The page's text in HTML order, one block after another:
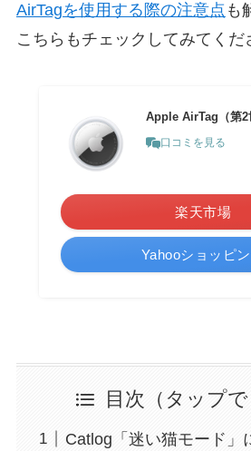
AirTagを使用する際の注意点 も
こちらもチェックしてみてくだ
Apple AirTag（第2
口コミを見る
楽天市場
Yahooショッピ
目次（タップで
Catlog「迷い猫モード」